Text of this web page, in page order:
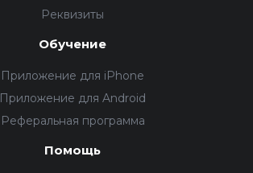
Реквизиты
Обучение
Приложение для iPhone
Приложение для Android
Реферальная программа
Помощь